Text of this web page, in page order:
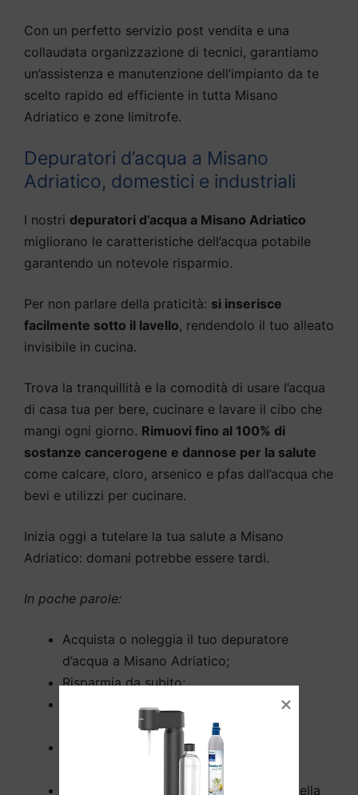
Con un perfetto servizio post vendita e una
collaudata organizzazione di tecnici, garantiamo
un’assistenza e manutenzione dell’impianto da te
scelto rapido ed efficiente in tutta Misano
Adriatico e zone limitrofe.
Depuratori d’acqua a Misano
Adriatico, domestici e industriali
I nostri depuratori d’acqua a Misano Adriatico
migliorano le caratteristiche dell’acqua potabile
garantendo un notevole risparmio.
Per non parlare della praticità: si inserisce
facilmente sotto il lavello, rendendolo il tuo alleato
invisibile in cucina.
Trova la tranquillità e la comodità di usare l’acqua
di casa tua per bere, cucinare e lavare il cibo che
mangi ogni giorno. Rimuovi fino al 100% di
sostanze cancerogene e dannose per la salute
come calcare, cloro, arsenico e pfas dall’acqua che
bevi e utilizzi per cucinare.
Inizia oggi a tutelare la tua salute a Misano
Adriatico: domani potrebbe essere tardi.
In poche parole:
Acquista o noleggia il tuo depuratore
d’acqua a Misano Adriatico;
Risparmia da subito;
Dimentica di trasportare pesanti casse
d’acqua fino a casa;
L’installazione a Misano Adriatico non
richiede opere murarie;
Rimuove tutti gli inquinanti dall’acqua della